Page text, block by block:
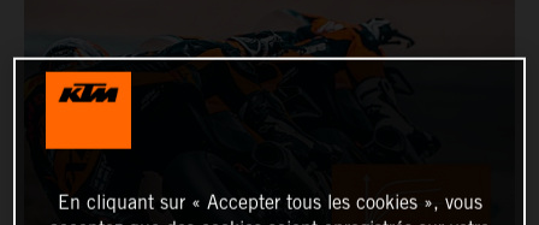
En cliquant sur « Accepter tous les cookies », vous